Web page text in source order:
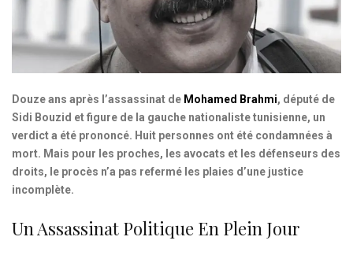
Douze ans après l’assassinat de Mohamed Brahmi, député de
Sidi Bouzid et figure de la gauche nationaliste tunisienne, un
verdict a été prononcé. Huit personnes ont été condamnées à
mort. Mais pour les proches, les avocats et les défenseurs des
droits, le procès n’a pas refermé les plaies d’une justice
incomplète.
Un Assassinat Politique En Plein Jour